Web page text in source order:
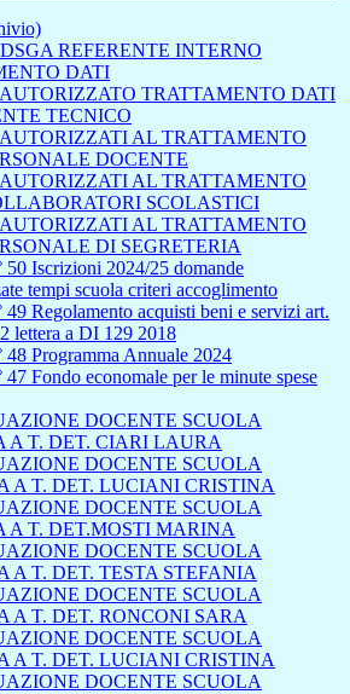
REFERENTE INTERNO
DATI
TRATTAMENTO DATI
TECNICO
AL TRATTAMENTO
DOCENTE
AL TRATTAMENTO
SCOLASTICI
AL TRATTAMENTO
DI SEGRETERIA
50 Iscrizioni 2024/25 domande
tempi scuola criteri accoglimento
49 Regolamento acquisti beni e servizi art.
lettera a DI 129 2018
48 Programma Annuale 2024
47 Fondo economale per le minute spese
DOCENTE SCUOLA
A T. DET. CIARI LAURA
DOCENTE SCUOLA
A T. DET. LUCIANI CRISTINA
DOCENTE SCUOLA
A T. DET.MOSTI MARINA
DOCENTE SCUOLA
A T. DET. TESTA STEFANIA
DOCENTE SCUOLA
A T. DET. RONCONI SARA
DOCENTE SCUOLA
A T. DET. LUCIANI CRISTINA
DOCENTE SCUOLA